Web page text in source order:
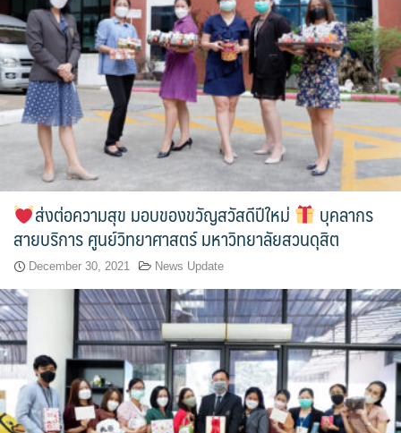
บุคลากรสายวิชาการ
บุคลากรสายสนับสนุนวิชาการ
ประวัติ วิสัยทัศน์ พันธกิจ โรงเรียนการเรือน
ปริญญาตรี
ผู้ปกครอง
พันธมิตร
รวมเรื่องขนมไทย
รายงานผลการดำเนินงาน
วารสารวัฒนธรรมอาหารไทย
วีดีโอแนะนำ
ส่งต่อความสุข มอบของขวัญสวัสดีปีใหม่ บุคลากร
สายบริการ ศูนย์วิทยาศาสตร์ มหาวิทยาลัยสวนดุสิต
December 30, 2021 News Update